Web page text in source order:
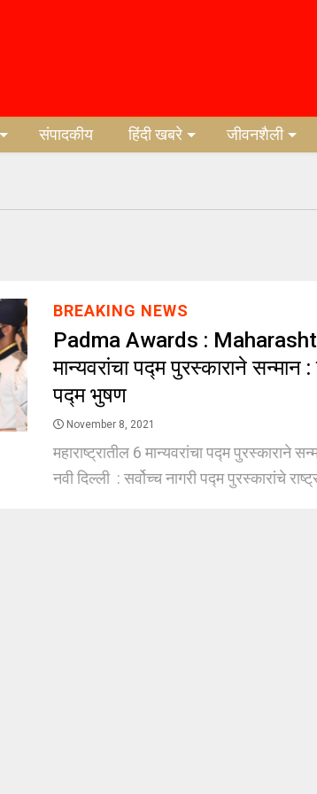
संपादकीय हिंदी खबरे जीवनशैली
BREAKING NEWS
Padma Awards : Maharashtra
मान्यवरांचा पद्म पुरस्काराने सन्मान
पद्म भुषण
November 8, 2021
महाराष्ट्रातील 6 मान्यवरांचा पद्म पुरस्काराने
नवी दिल्ली : सर्वोच्च नागरी पद्म पुरस्कारांचे